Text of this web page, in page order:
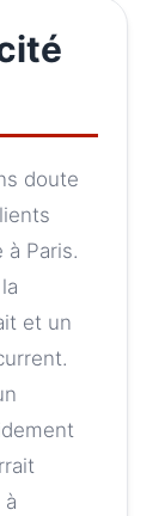
doute
Paris.
et un